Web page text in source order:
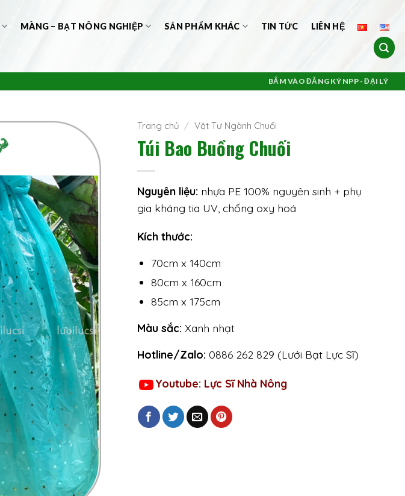
MÀNG – BẠT NÔNG NGHIỆP SẢN PHẨM KHÁC TIN TỨC LIÊN HỆ
BẤM VÀO ĐĂNG KÝ NPP - ĐẠI LÝ
Trang chủ / Vật Tư Ngành Chuối
Túi Bao Buồng Chuối
Nguyên liệu: nhựa PE 100% nguyên sinh + phụ
gia kháng tia UV, chống oxy hoá
Kích thước:
70cm x 140cm
80cm x 160cm
85cm x 175cm
Màu sắc: Xanh nhạt
Hotline/Zalo: 0886 262 829 (Lưới Bạt Lực Sĩ)
Youtube: Lực Sĩ Nhà Nông